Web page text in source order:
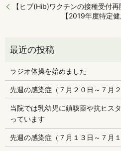
【ヒブ(Hib)ワクチンの接種受付再
【2019年度特定
ラジオ体操を始めました
先週の感染症（７月２０日～７月２
当院では乳幼児に鎮咳薬や抗ヒス
っています
先週の感染症（７月１３日～７月１